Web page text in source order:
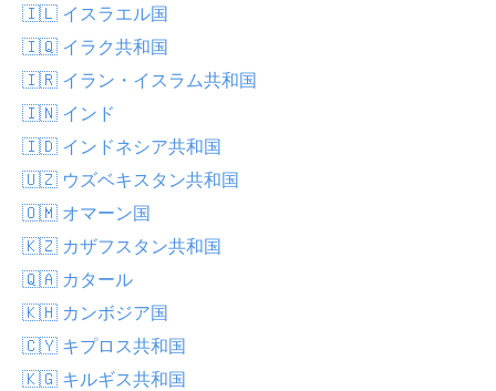
🇮🇱 イスラエル国
🇮🇶 イラク共和国
🇮🇷 イラン・イスラム共和国
🇮🇳 インド
🇮🇩 インドネシア共和国
🇺🇿 ウズベキスタン共和国
🇴🇲 オマーン国
🇰🇿 カザフスタン共和国
🇶🇦 カタール
🇰🇭 カンボジア国
🇨🇾 キプロス共和国
🇰🇬 キルギス共和国